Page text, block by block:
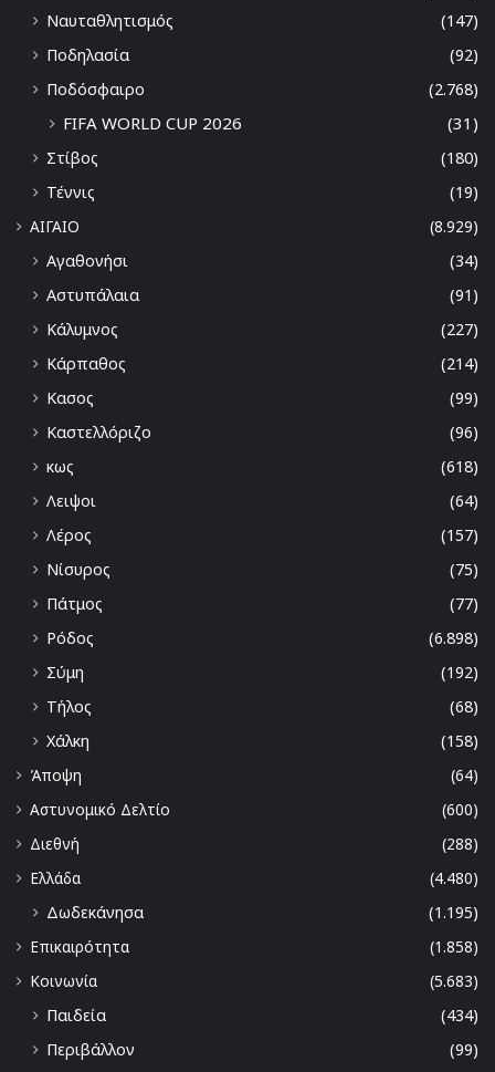
Ναυταθλητισμός
(147)
Ποδηλασία
(92)
Ποδόσφαιρο
(2.768)
FIFA WORLD CUP 2026 (31)
Στίβος
(180)
Τέννις
(19)
ΑΙΓΑΙΟ
(8.929)
Αγαθονήσι
(34)
Αστυπάλαια
(91)
Κάλυμνος
(227)
Κάρπαθος
(214)
Κασος
(99)
Καστελλόριζο
(96)
κως
(618)
Λειψοι
(64)
Λέρος
(157)
Νίσυρος
(75)
Πάτμος
(77)
Ρόδος
(6.898)
Σύμη
(192)
Τήλος
(68)
Χάλκη
(158)
Άποψη
(64)
Αστυνομικό Δελτίο
(600)
Διεθνή
(288)
Ελλάδα
(4.480)
Δωδεκάνησα
(1.195)
Επικαιρότητα
(1.858)
Κοινωνία
(5.683)
Παιδεία
(434)
Περιβάλλον
(99)